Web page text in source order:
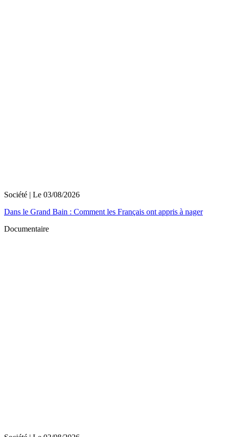
Société | Le 03/08/2026
Dans le Grand Bain : Comment les Français ont appris à nager
Documentaire